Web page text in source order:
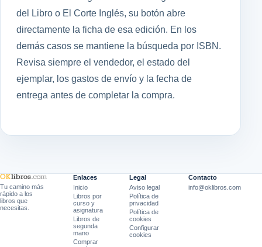
del Libro o El Corte Inglés, su botón abre
directamente la ficha de esa edición. En los
demás casos se mantiene la búsqueda por ISBN.
Revisa siempre el vendedor, el estado del
ejemplar, los gastos de envío y la fecha de
entrega antes de completar la compra.
Tu camino más
rápido a los
libros que
necesitas.
Enlaces
Inicio
Libros por
curso y
asignatura
Libros de
segunda
mano
Comprar
Legal
Aviso legal
Política de
privacidad
Política de
cookies
Configurar
cookies
Contacto
info@oklibros.com